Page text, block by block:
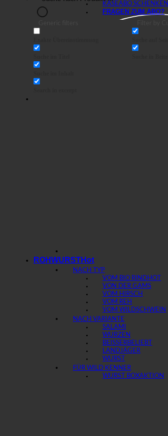
KÄSEABO SCHENKEN
FRAGEN ZUM ABO?
ROHWURST
NACH TYP
VOM BIO RIND
VON DER GAMS
VOM HIRSCH
VOM REH
VOM WILDSCHWEIN
NACH VARIANTE
SALAMI
WURZEN
BEISSER
LANDJÄGER
WURST
FÜR WILD KENNER
WURST BOX